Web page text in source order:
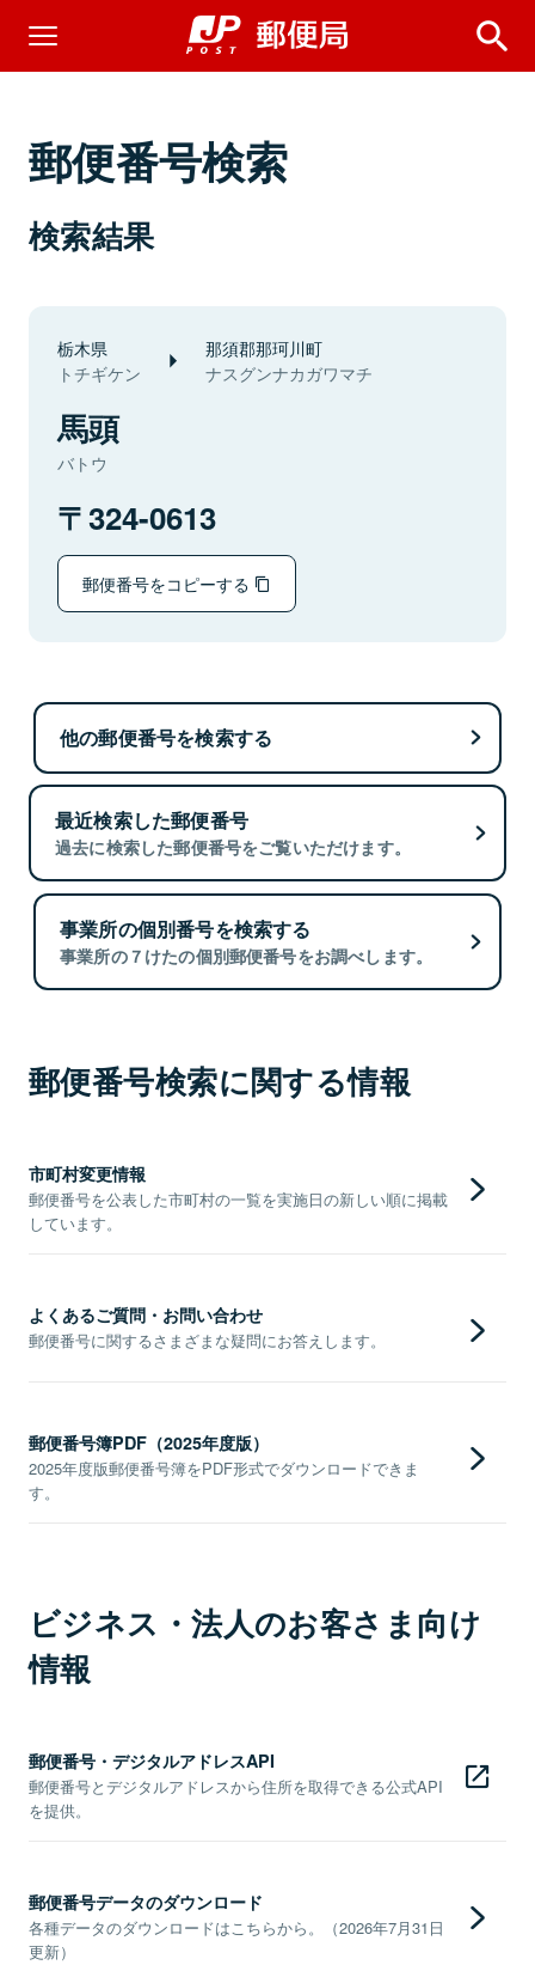
郵便番号検索
検索結果
栃木県
トチギケン
那須郡那珂川町
ナスグンナカガワマチ
馬頭
バトウ
324-0613
郵便番号をコピーする
他の郵便番号を検索する
最近検索した郵便番号
過去に検索した郵便番号をご覧いただけます。
事業所の個別番号を検索する
事業所の７けたの個別郵便番号をお調べします。
郵便番号検索に関する情報
市町村変更情報
郵便番号を公表した市町村の一覧を実施日の新しい順に掲載
しています。
よくあるご質問・お問い合わせ
郵便番号に関するさまざまな疑問にお答えします。
郵便番号簿PDF（2025年度版）
2025年度版郵便番号簿をPDF形式でダウンロードできま
す。
ビジネス・法人のお客さま向け
情報
郵便番号・デジタルアドレスAPI
郵便番号とデジタルアドレスから住所を取得できる公式API
を提供。
郵便番号データのダウンロード
各種データのダウンロードはこちらから。（2026年7月31日
更新）